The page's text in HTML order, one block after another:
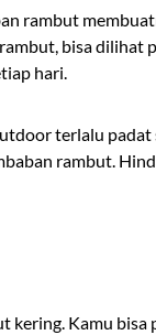
rambut
bisa dilihat
hari.
terlalu padat
rambut.
kering. Kamu